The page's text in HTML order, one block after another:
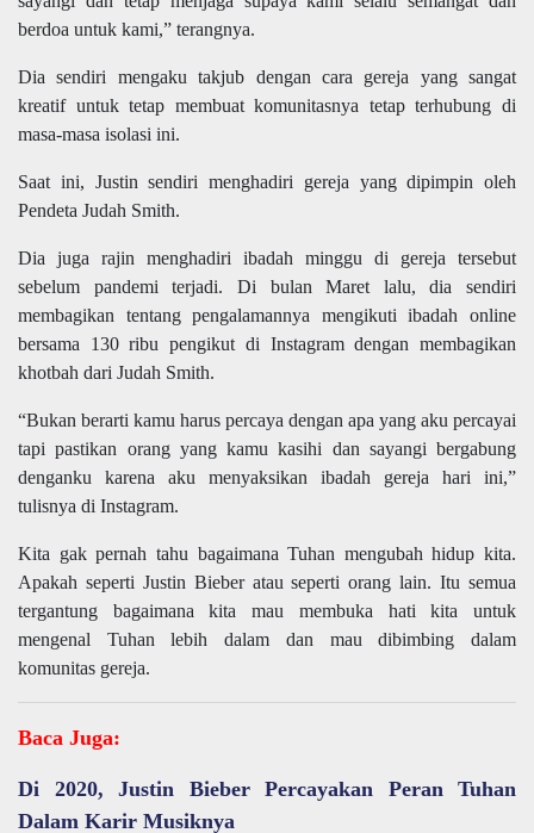
berdoa untuk kami,” terangnya.
Dia sendiri mengaku takjub dengan cara gereja yang sangat
kreatif untuk tetap membuat komunitasnya tetap terhubung di
masa-masa isolasi ini.
Saat ini, Justin sendiri menghadiri gereja yang dipimpin oleh
Pendeta Judah Smith.
Dia juga rajin menghadiri ibadah minggu di gereja tersebut
sebelum pandemi terjadi. Di bulan Maret lalu, dia sendiri
membagikan tentang pengalamannya mengikuti ibadah online
bersama 130 ribu pengikut di Instagram dengan membagikan
khotbah dari Judah Smith.
“Bukan berarti kamu harus percaya dengan apa yang aku percayai
tapi pastikan orang yang kamu kasihi dan sayangi bergabung
denganku karena aku menyaksikan ibadah gereja hari ini,”
tulisnya di Instagram.
Kita gak pernah tahu bagaimana Tuhan mengubah hidup kita.
Apakah seperti Justin Bieber atau seperti orang lain. Itu semua
tergantung bagaimana kita mau membuka hati kita untuk
mengenal Tuhan lebih dalam dan mau dibimbing dalam
komunitas gereja.
Baca Juga:
Di 2020, Justin Bieber Percayakan Peran Tuhan
Dalam Karir Musiknya